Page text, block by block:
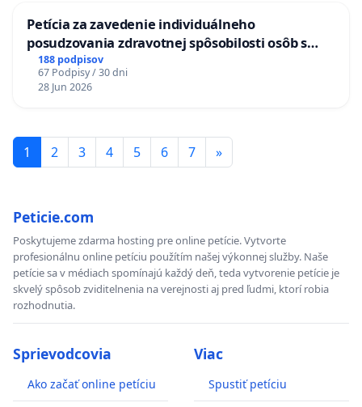
Petícia za zavedenie individuálneho
posudzovania zdravotnej spôsobilosti osôb s
diabetom 1. a 2. typu pri prijímaní do
Policajného zboru SR
188 podpisov
67 Podpisy / 30 dni
28 Jun 2026
1 2 3 4 5 6 7 »
Peticie.com
Poskytujeme zdarma hosting pre online petície. Vytvorte
profesionálnu online petíciu použítím našej výkonnej služby. Naše
petície sa v médiach spomínajú každý deň, teda vytvorenie petície je
skvelý spôsob zviditelnenia na verejnosti aj pred ľudmi, ktorí robia
rozhodnutia.
Sprievodcovia
Ako začať online petíciu
Viac
Spustiť petíciu